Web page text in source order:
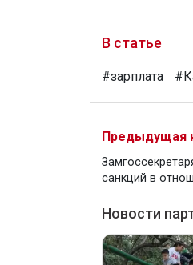
В статье
#зарплата
Предыдущая
санкций в